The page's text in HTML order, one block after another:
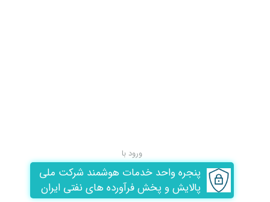
ورود با
پنجره واحد خدمات هوشمند شرکت ملی
پالایش و پخش فرآورده های نفتی ایران